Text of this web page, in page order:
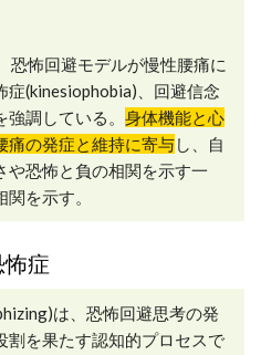
恐怖回避モデルが慢性腰痛に
症(kinesiophobia)、回避信念
調している。 身体機能と心
痛の発症と維持に寄与し、自
や恐怖と負の相関を示す一
を示す。
症
は、恐怖回避思考の発
割を果たす認知的プロセスで